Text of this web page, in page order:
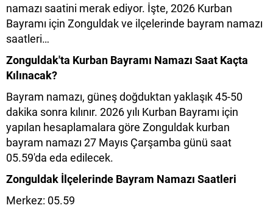
namazı saatini merak ediyor. İşte, 2026 Kurban
Bayramı için Zonguldak ve ilçelerinde bayram namazı
saatleri…
Zonguldak'ta Kurban Bayramı Namazı Saat Kaçta
Kılınacak?
Bayram namazı, güneş doğduktan yaklaşık 45-50
dakika sonra kılınır. 2026 yılı Kurban Bayramı için
yapılan hesaplamalara göre Zonguldak kurban
bayram namazı 27 Mayıs Çarşamba günü saat
05.59'da eda edilecek.
Zonguldak İlçelerinde Bayram Namazı Saatleri
Merkez: 05.59